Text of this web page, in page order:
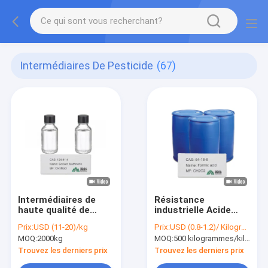
Intermédiaires De Pesticide (67)
Intermédiaires de
haute qualité de
d'exportation de
solution de méthanol
de Methoxide de
sodium de 30%
Prix:USD (11-20)/kg
MOQ:2000kg
Trouvez les derniers prix
Résistance
industrielle Acide
64-18-6 - Antiscalant
efficace
Prix:USD (0.8-1.2)/ Kilogram
MOQ:500 kilogrammes/kilogrammes
Trouvez les derniers prix